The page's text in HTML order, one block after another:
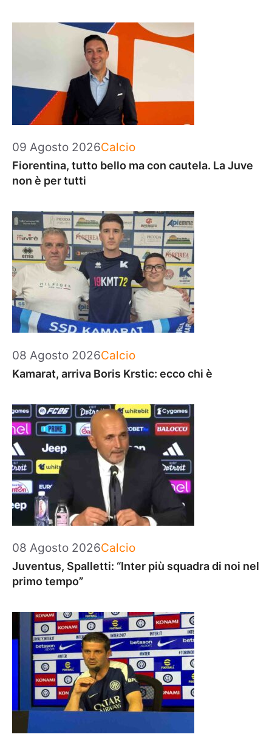
09 Agosto 2026Categorie
Calcio
Fiorentina, tutto bello ma con cautela. La Juve
non è per tutti
08 Agosto 2026Categorie
Calcio
Kamarat, arriva Boris Krstic: ecco chi è
08 Agosto 2026Categorie
Calcio
Juventus, Spalletti: “Inter più squadra di noi nel
primo tempo”